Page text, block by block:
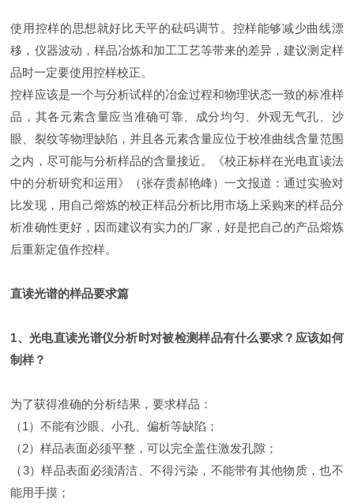
使用控样的思想就好比天平的砝码调节。控样能够减少曲线漂
移，仪器波动，样品冶炼和加工工艺等带来的差异，建议测定样
品时一定要使用控样校正。
控样应该是一个与分析试样的冶金过程和物理状态一致的标准样
品，其各元素含量应当准确可靠、成分均匀、外观无气孔、沙
眼、裂纹等物理缺陷，并且各元素含量应位于校准曲线含量范围
之内，尽可能与分析样品的含量接近。《校正标样在光电直读法
中的分析研究和运用》（张存贵郝艳峰）一文报道：通过实验对
比发现，用自己熔炼的校正样品分析比用市场上采购来的样品分
析准确性更好，因而建议有实力的厂家，好是把自己的产品熔炼
后重新定值作控样。
直读光谱的样品要求篇
1、光电直读光谱仪分析时对被检测样品有什么要求？应该如何
制样？
为了获得准确的分析结果，要求样品：
（1）不能有沙眼、小孔、偏析等缺陷；
（2）样品表面必须平整，可以完全盖住激发孔隙；
（3）样品表面必须清洁、不得污染，不能带有其他物质，也不
能用手摸；